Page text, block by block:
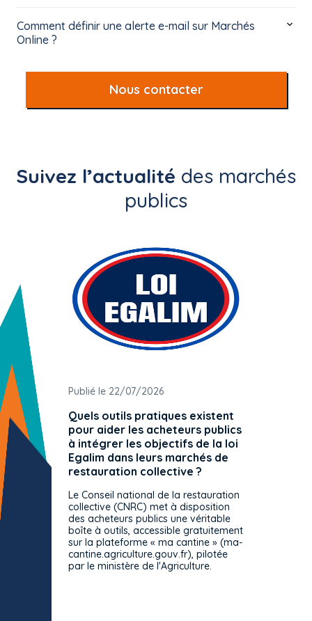
Comment définir une alerte e-mail sur Marchés
Online ?
Nous contacter
Suivez l’actualité des marchés
publics
Publié le 22/07/2026
Quels outils pratiques existent
pour aider les acheteurs publics
à intégrer les objectifs de la loi
Egalim dans leurs marchés de
restauration collective ?
Le Conseil national de la restauration
collective (CNRC) met à disposition
des acheteurs publics une véritable
boîte à outils, accessible gratuitement
sur la plateforme « ma cantine » (ma-
cantine.agriculture.gouv.fr), pilotée
par le ministère de l'Agriculture.